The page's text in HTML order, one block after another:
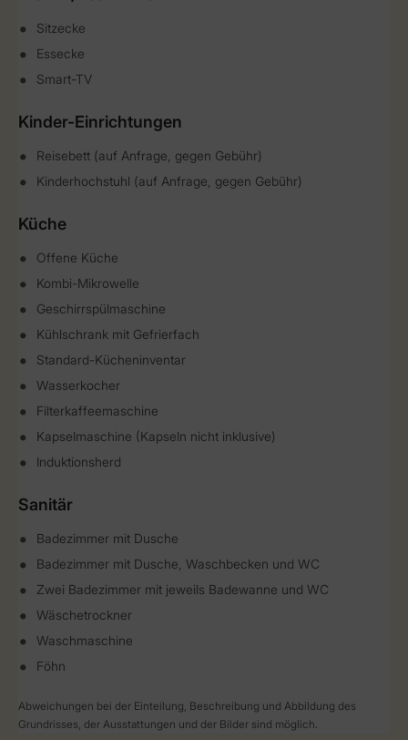
Sitzecke
Essecke
Smart-TV
Kinder-Einrichtungen
Reisebett (auf Anfrage, gegen Gebühr)
Kinderhochstuhl (auf Anfrage, gegen Gebühr)
Küche
Offene Küche
Kombi-Mikrowelle
Geschirrspülmaschine
Kühlschrank mit Gefrierfach
Standard-Kücheninventar
Wasserkocher
Filterkaffeemaschine
Kapselmaschine (Kapseln nicht inklusive)
Induktionsherd
Sanitär
Badezimmer mit Dusche
Badezimmer mit Dusche, Waschbecken und WC
Zwei Badezimmer mit jeweils Badewanne und WC
Wäschetrockner
Waschmaschine
Föhn
Abweichungen bei der Einteilung, Beschreibung und Abbildung des
Grundrisses, der Ausstattungen und der Bilder sind möglich.